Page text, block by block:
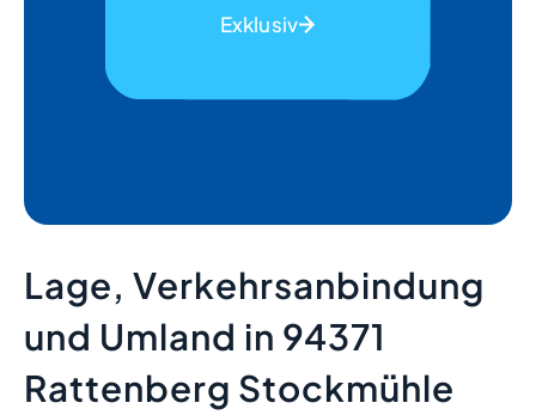
Exklusiv
Lage, Verkehrsanbindung
und Umland in 94371
Rattenberg Stockmühle